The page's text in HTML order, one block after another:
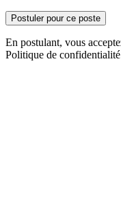
Postuler pour ce poste
En postulant, vous
Politique de